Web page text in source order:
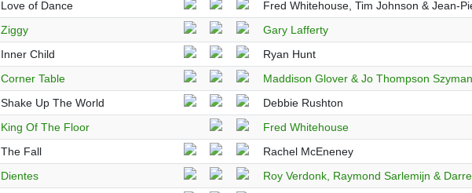
Love of Dance
Fred Whitehouse, Tim Johnson & Jean-
Ziggy
Gary Lafferty
Inner Child
Ryan Hunt
Corner Table
Maddison Glover & Jo Thompson
Shake Up The World
Debbie Rushton
King Of The Floor
Fred Whitehouse
The Fall
Rachel McEneney
Dientes
Roy Verdonk, Raymond Sarlemijn &